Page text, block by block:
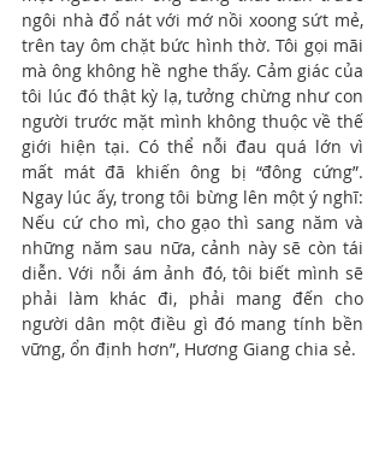
ngôi nhà đổ nát với mớ nồi xoong sứt mẻ,
trên tay ôm chặt bức hình thờ. Tôi gọi mãi
mà ông không hề nghe thấy. Cảm giác của
tôi lúc đó thật kỳ lạ, tưởng chừng như con
người trước mặt mình không thuộc về thế
giới hiện tại. Có thể nỗi đau quá lớn vì
mất mát đã khiến ông bị “đông cứng”.
Ngay lúc ấy, trong tôi bừng lên một ý nghĩ:
Nếu cứ cho mì, cho gạo thì sang năm và
những năm sau nữa, cảnh này sẽ còn tái
diễn. Với nỗi ám ảnh đó, tôi biết mình sẽ
phải làm khác đi, phải mang đến cho
người dân một điều gì đó mang tính bền
vững, ổn định hơn”, Hương Giang chia sẻ.